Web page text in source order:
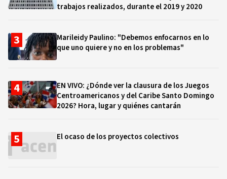
trabajos realizados, durante el 2019 y 2020
Marileidy Paulino: "Debemos enfocarnos en lo
que uno quiere y no en los problemas"
EN VIVO: ¿Dónde ver la clausura de los Juegos
Centroamericanos y del Caribe Santo Domingo
2026? Hora, lugar y quiénes cantarán
El ocaso de los proyectos colectivos